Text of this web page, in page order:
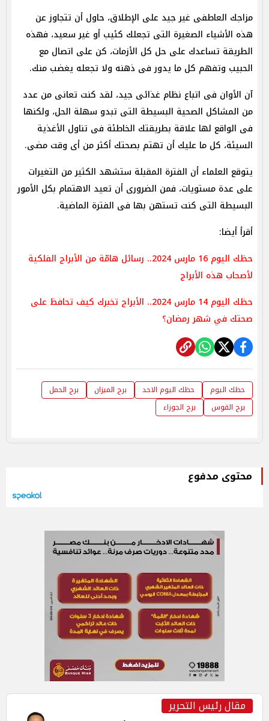
مزاجك العاطفى غير جيد على الإطلاق، حاول أن تتجاوز عن
هذه الأشياء الصغيرة التى تجعلك كئيب أو غير سعيد، فهذه
الطريقة تساعدك على حل كل الأزمات، كن على اتصال مع
الحبيب وتفهم كل ما يدور فى ذهنه ولا تجعله يغضب منك.
آن الأوان فى اتباع نظام غذائى جيد، لقد كنت تعانى من عدد
من المشاكل الصحية البسيطة التى تبدو سهلة الحل، ولكنها
فى الواقع لها علاقة بطريقتك الخاطئة فى تناول الأغذية
السيئة، كل ما عليك أن تهتم بصحتك أكثر من أى وقت مضى.
يتوقع العلماء أن الفترة المقبلة ستشهد الكثير من التغيرات
على عدة مستويات، فمن الضرورى أن تعيد الاهتمام بكل الأمور
البسيطة التى كنت تستهن بها فى الفترة الماضية.
أقرأ أيضا:
حظك اليوم 16 مارس 2024.. رسائل هامّة من الأبراج الفلكية
لأصحاب هذه الأبراج
حظك اليوم 14 مارس 2024.. الأبراج تخبرك كيف تحافظ على
صحتك في شهر رمضان؟
حظك اليوم حظك اليوم الاحد برج الميزان
برج الحمل
برج القوس
برج الجوزاء
محتوى مدفوع
مقال رئيس التحرير